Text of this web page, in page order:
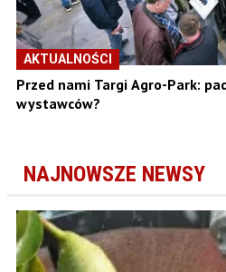
AKTUALNOŚCI
Przed nami Targi Agro-Park:
wystawców?
NAJNOWSZE NEWSY